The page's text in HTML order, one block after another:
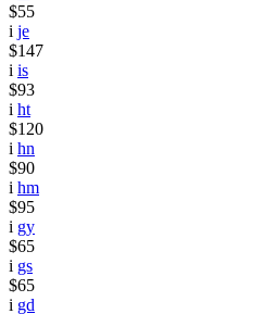
$55
i je
$147
i is
$93
i ht
$120
i hn
$90
i hm
$95
i gy
$65
i gs
$65
i gd